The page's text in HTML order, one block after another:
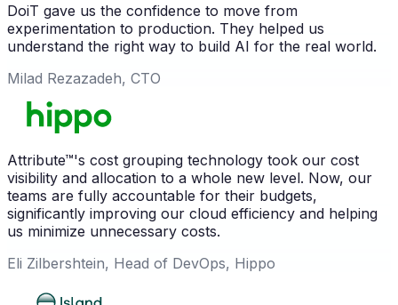
DoiT gave us the confidence to move from
experimentation to production. They helped us
understand the right way to build AI for the real world.
Milad Rezazadeh, CTO
Attribute™'s cost grouping technology took our cost
visibility and allocation to a whole new level. Now, our
teams are fully accountable for their budgets,
significantly improving our cloud efficiency and helping
us minimize unnecessary costs.
Eli Zilbershtein, Head of DevOps, Hippo